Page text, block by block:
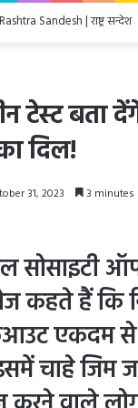
टेस्ट बता
दिल!
31, 2023 3 minutes
सोसाइटी
कहते हैं कि
एकदम
चाहे जिम